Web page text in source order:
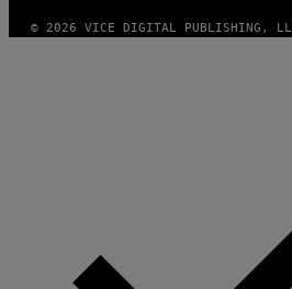
© 2026 VICE DIGITAL PUBLISHING,